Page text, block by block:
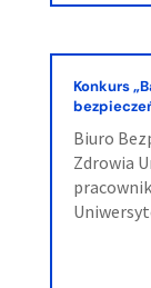
Konkurs
Biuro
Zdrowia